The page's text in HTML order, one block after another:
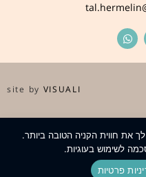
site byVISUALI
את חווית הקניה הטובה ביותר.
לשימוש בעוגיות.
פרטיות
פייסבוק